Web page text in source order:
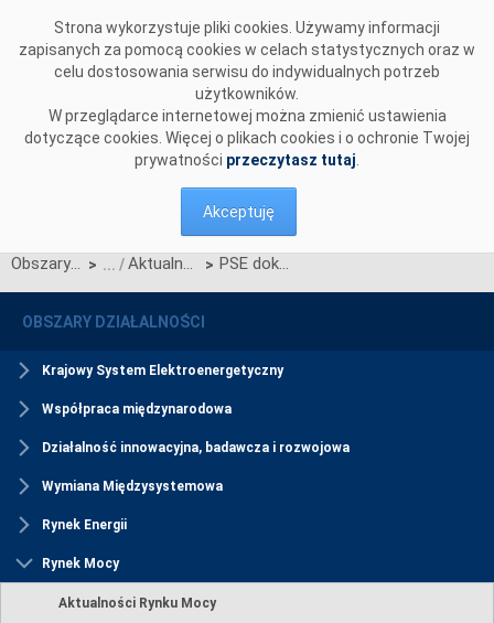
Strona wykorzystuje pliki cookies. Używamy informacji
zapisanych za pomocą cookies w celach statystycznych oraz w
celu dostosowania serwisu do indywidualnych potrzeb
użytkowników.
W przeglądarce internetowej można zmienić ustawienia
dotyczące cookies. Więcej o plikach cookies i o ochronie Twojej
prywatności przeczytasz tutaj
Akceptuję
Obszary działalności > Aktualności Rynku Mocy > PSE dokonały waloryzacji cen obowiązków mocowych dla wieloletnich umów mocowych
OBSZARY DZIAŁALNOŚCI
Krajowy System Elektroenergetyczny
Współpraca międzynarodowa
Działalność innowacyjna, badawcza i rozwojowa
Wymiana Międzysystemowa
Rynek Energii
Rynek Mocy
Aktualności Rynku Mocy